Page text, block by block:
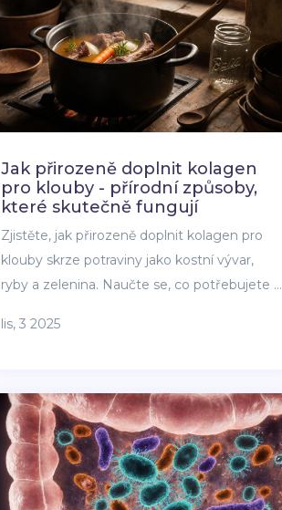
Jak přirozeně doplnit kolagen
pro klouby - přírodní způsoby,
které skutečně fungují
Zjistěte, jak přirozeně doplnit kolagen pro
klouby skrze potraviny jako kostní vývar,
ryby a zelenina. Naučte se, co potřebujete k
doplňky.
lis, 3 2025